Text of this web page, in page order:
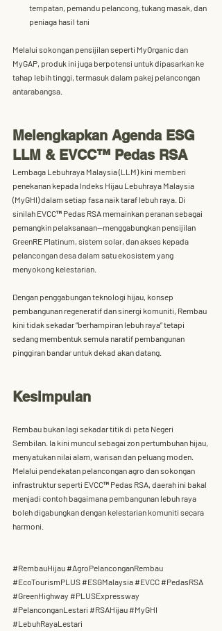
tempatan, pemandu pelancong, tukang masak, dan
peniaga hasil tani
Melalui sokongan pensijilan seperti MyOrganic dan
MyGAP, produk ini juga berpotensi untuk dipasarkan ke
tahap lebih tinggi, termasuk dalam pakej pelancongan
antarabangsa.
Melengkapkan Agenda ESG
LLM & EVCC™ Pedas RSA
Lembaga Lebuhraya Malaysia (LLM) kini memberi
penekanan kepada Indeks Hijau Lebuhraya Malaysia
(MyGHI) dalam setiap fasa naik taraf lebuh raya. Di
sinilah EVCC™ Pedas RSA memainkan peranan sebagai
pemangkin pelaksanaan—menggabungkan pensijilan
GreenRE Platinum, sistem solar, dan akses kepada
pelancongan desa dalam satu ekosistem yang
menyokong kelestarian.
Dengan penggabungan teknologi hijau, konsep
pembangunan regeneratif dan sinergi komuniti, Rembau
kini tidak sekadar “berhampiran lebuh raya” tetapi
sedang membentuk semula naratif pembangunan
pinggiran bandar untuk dekad akan datang.
Kesimpulan
Rembau bukan lagi sekadar titik di peta Negeri
Sembilan. Ia kini muncul sebagai zon pertumbuhan hijau,
menyatukan nilai alam, warisan dan peluang moden.
Melalui pendekatan pelancongan agro dan sokongan
infrastruktur seperti EVCC™ Pedas RSA, daerah ini bakal
menjadi contoh bagaimana pembangunan lebuh raya
boleh digabungkan dengan kelestarian komuniti secara
harmoni.
#RembauHijau #AgroPelanconganRembau
#EcoTourismPLUS #ESGMalaysia #EVCC #PedasRSA
#GreenHighway #PLUSExpressway
#PelanconganLestari #RSAHijau #MyGHI
#LebuhRayaLestari